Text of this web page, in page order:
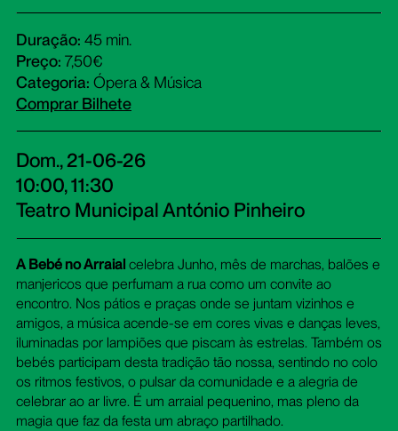
Duração: 45 min.
Preço: 7,50€
Categoria: Ópera & Música
Comprar Bilhete
Dom., 21-06-26
10:00, 11:30
Teatro Municipal António Pinheiro
A Bebé no Arraial celebra Junho, mês de marchas, balões e
manjericos que perfumam a rua como um convite ao
encontro. Nos pátios e praças onde se juntam vizinhos e
amigos, a música acende-se em cores vivas e danças leves,
iluminadas por lampiões que piscam às estrelas. Também os
bebés participam desta tradição tão nossa, sentindo no colo
os ritmos festivos, o pulsar da comunidade e a alegria de
celebrar ao ar livre. É um arraial pequenino, mas pleno da
magia que faz da festa um abraço partilhado.